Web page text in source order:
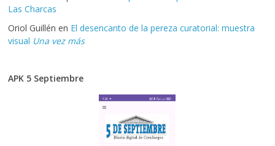
Las Charcas
Oriol Guillén en El desencanto de la pereza curatorial: muestra
visual Una vez más
APK 5 Septiembre